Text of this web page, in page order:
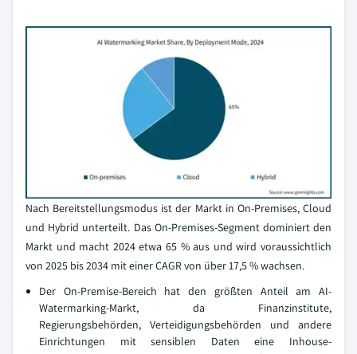
Nach Bereitstellungsmodus ist der Markt in On-Premises, Cloud
und Hybrid unterteilt. Das On-Premises-Segment dominiert den
Markt und macht 2024 etwa 65 % aus und wird voraussichtlich
von 2025 bis 2034 mit einer CAGR von über 17,5 % wachsen.
Der On-Premise-Bereich hat den größten Anteil am AI-
Watermarking-Markt, da Finanzinstitute,
Regierungsbehörden, Verteidigungsbehörden und andere
Einrichtungen mit sensiblen Daten eine Inhouse-